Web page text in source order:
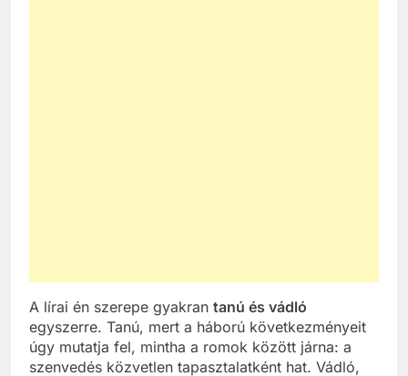
A lírai én szerepe gyakran tanú és vádló
egyszerre. Tanú, mert a háború következményeit
úgy mutatja fel, mintha a romok között járna: a
szenvedés közvetlen tapasztalatként hat. Vádló,